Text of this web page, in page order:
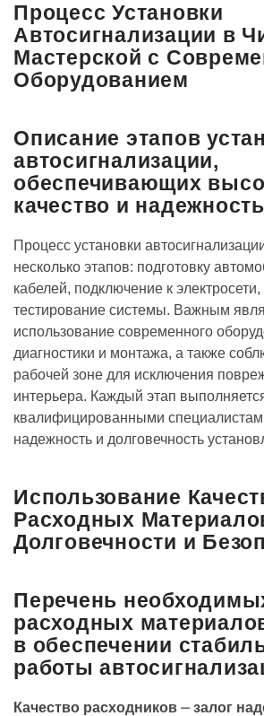
Процесс Установки
Автосигнализации в
Мастерской с
Оборудованием
Описание этапов
автосигнализации,
обеспечивающих
качество и
Процесс установки
несколько этапов: подготовку
кабелей, подключение к электросети,
тестирование системы. Важным
использование современного
диагностики и монтажа, а также
рабочей зоне для исключения
интерьера. Каждый этап
квалифицированными
надежность и долговечность
Использование
Расходных
Долговечности и
Перечень
расходных
в обеспечении
работы
Качество расходников ⏤ залог